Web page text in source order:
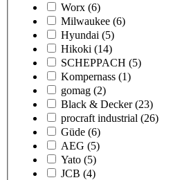
Worx (6)
Milwaukee (6)
Hyundai (5)
Hikoki (14)
SCHEPPACH (5)
Kompernass (1)
gomag (2)
Black & Decker (23)
procraft industrial (26)
Güde (6)
AEG (5)
Yato (5)
JCB (4)